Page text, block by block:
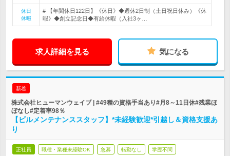
休日
休暇
# 【年間休日122日】《休日》◆週休2日制（土日祝日休み）《休
暇》◆創立記念日◆有給休暇（入社3ヶ…
求人詳細を見る 気になる
新着
株式会社ヒューマンウェイブ | #49種の資格手当あり#月8～11日休#残業ほ
ぼなし#定着率98％
【ビルメンテナンススタッフ】*未経験歓迎*引越し＆資格支援あ
り
正社員 職種・業種未経験OK 急募 転勤なし 学歴不問